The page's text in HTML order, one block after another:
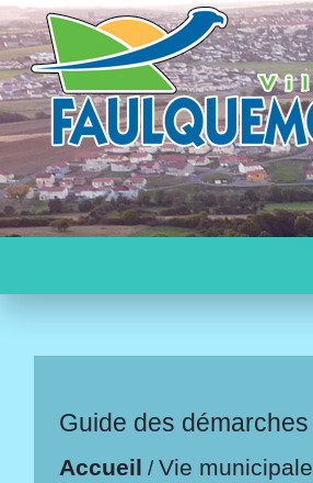
Guide des démarches
Accueil /Vie municipale